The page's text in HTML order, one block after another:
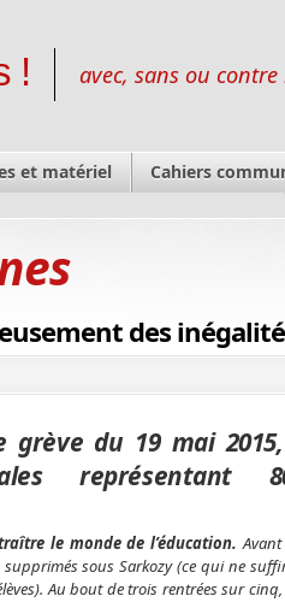
! avec, sans ou
et matériel Cahiers
des
du 19 mai 2015,
représentant
le monde de l’éducation.
sous Sarkozy (ce qui ne
lèves). Au bout de trois rentrées sur